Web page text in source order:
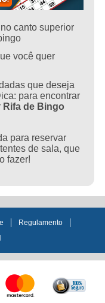
no canto superior
você quer
que deseja
para encontrar
Rifa de Bingo
para reservar
de sala, que
fazer!
Regulamento
Master
Card
100%
seguro